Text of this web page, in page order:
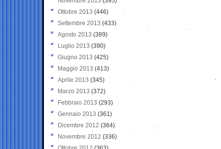
Ottobre 2013 (446)
Settembre 2013 (433)
Agosto 2013 (389)
Luglio 2013 (390)
Giugno 2013 (425)
Maggio 2013 (413)
Aprile 2013 (345)
Marzo 2013 (372)
Febbraio 2013 (293)
Gennaio 2013 (361)
Dicembre 2012 (364)
Novembre 2012 (336)